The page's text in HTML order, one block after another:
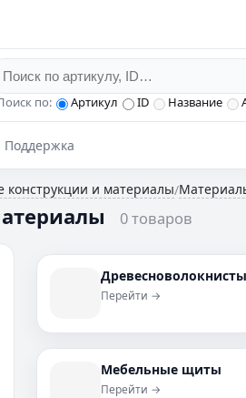
по: Артикул ID Название
Поддержка
и материалы/
0 товаров
Перейти →
Мебельные щиты
Перейти →